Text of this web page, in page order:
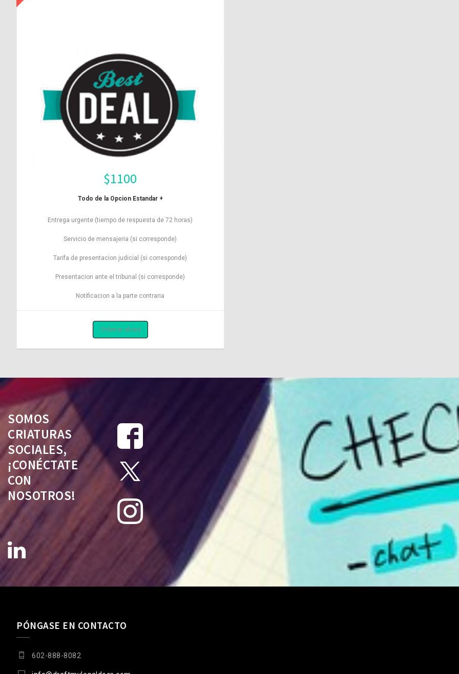
$1100
Todo de la Opcion Estandar +
Entrega urgente (tiempo de respuesta de 72 horas)
Servicio de mensajeria (si corresponde)
Tarifa de presentacion judicial (si corresponde)
Presentacion ante el tribunal (si corresponde)
Notificacion a la parte contraria
Ordenar ahora
SOMOS
CRIATURAS
SOCIALES,
¡CONÉCTATE
CON
NOSOTROS!
PÓNGASE EN CONTACTO
602-888-8082